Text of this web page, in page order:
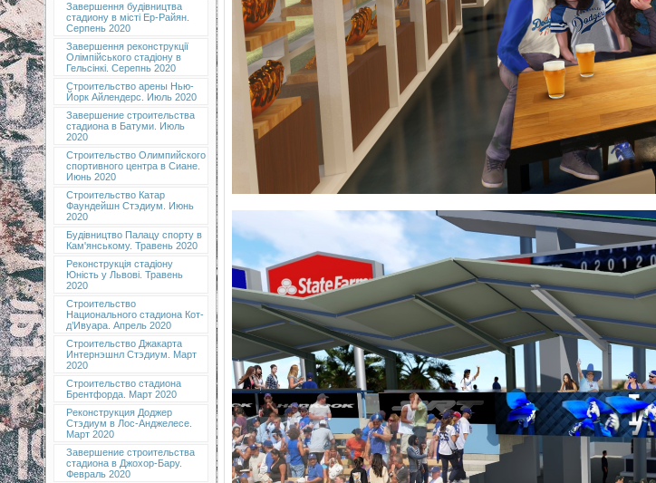
Завершення будівництва
стадиону в місті Ер-Райян.
Серпень 2020
Завершення реконструкції
Олімпійського стадіону в
Гельсінкі. Серепнь 2020
Строительство арены Нью-
Йорк Айлендерс. Июль 2020
Завершение строительства
стадиона в Батуми. Июль
2020
Строительство Олимпийского
спортивного центра в Сиане.
Июнь 2020
Строительство Катар
Фаундейшн Стэдиум. Июнь
2020
Будівництво Палацу спорту в
Кам'янському. Травень 2020
Реконструкція стадіону
Юність у Львові. Травень
2020
Строительство
Национального стадиона Кот-
д’Ивуара. Апрель 2020
Строительство Джакарта
Интернэшнл Стэдиум. Март
2020
Строительство стадиона
Брентфорда. Март 2020
Реконструкция Доджер
Стэдиум в Лос-Анджелесе.
Март 2020
Завершение строительства
стадиона в Джохор-Бару.
Февраль 2020